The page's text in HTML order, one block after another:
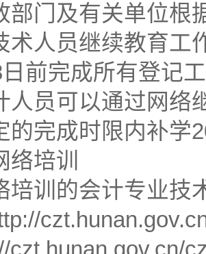
部门及有关单位根
术人员继续教育工
前完成所有登记
人员可以通过网络
的完成时限内补学
络培训
培训的会计专业技
czt.hunan.gov.cn/